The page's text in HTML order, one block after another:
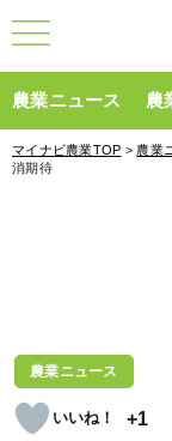
農業ニュース 農
マイナビ農業TOP > 農業
消期待
農業ニュース
+1